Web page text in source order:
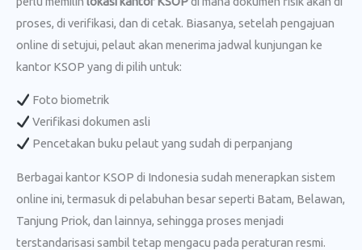
proses, di verifikasi, dan di cetak. Biasanya, setelah pengajuan
online di setujui, pelaut akan menerima jadwal kunjungan ke
kantor KSOP yang di pilih untuk:
Foto biometrik
Verifikasi dokumen asli
Pencetakan buku pelaut yang sudah di perpanjang
Berbagai kantor KSOP di Indonesia sudah menerapkan sistem
online ini, termasuk di pelabuhan besar seperti Batam, Belawan,
Tanjung Priok, dan lainnya, sehingga proses menjadi
terstandarisasi sambil tetap mengacu pada peraturan resmi.